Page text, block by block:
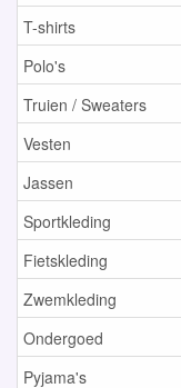
T-shirts
Polo's
Truien / Sweaters
Vesten
Jassen
Sportkleding
Fietskleding
Zwemkleding
Ondergoed
Pyjama's